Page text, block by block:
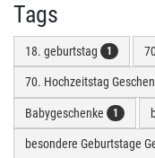
Tags
18. geburtstag 1
70. Hochzeitstag
Babygeschenke 1
besondere Geburtstage